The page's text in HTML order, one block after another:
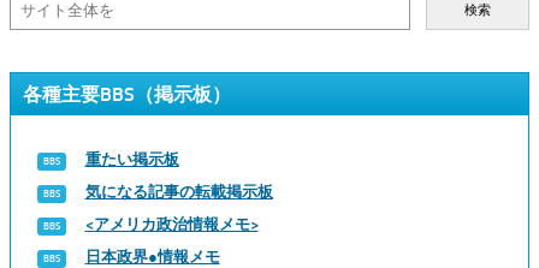
検索
各種主要BBS（掲示板）
重たい掲示板
気になる記事の転載掲示板
<アメリカ政治情報メモ>
日本政界●情報メモ